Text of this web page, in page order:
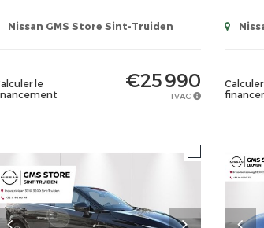
Nissan GMS Store Sint-Truiden
le
€25 990
TVAC